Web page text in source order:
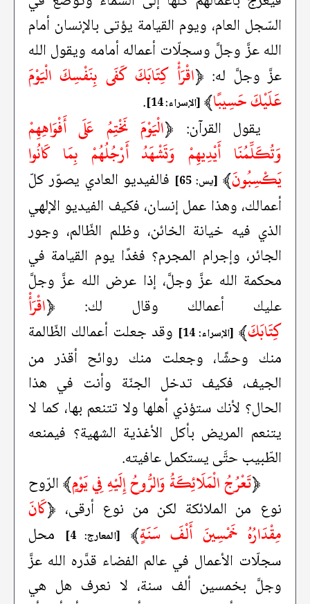
السّجل العام، ويوم القيامة يؤتى بالإنسان أمام
الله عزَّ وجلَّ وسجلّات أعماله أمامه ويقول الله
عزَّ وجلَّ له: ﴿اقْرَأْ كِتَابَكَ كَفَى بِنَفْسِكَ الْيَوْمَ
عَلَيْكَ حَسِيبًا﴾ [الإسراء: 14]
.
يقول القرآن: ﴿الْيَوْمَ نَخْتِمُ عَلَى أَفْوَاهِهِمْ
وَتُكَلِّمُنَا أَيْدِيهِمْ وَتَشْهَدُ أَرْجُلُهُمْ بِمَا كَانُوا
يَكْسِبُونَ﴾ [يس: 65]
فالفيديو العادي يصوّر كلّ
أعمالك، وهذا عمل إنسان، فكيف الفيديو الإلهي
الذي فيه خيانة الخائن، وظلم الظّالم، وجور
الجائر، وإجرام المجرم؟ فغدًا يوم القيامة في
محكمة الله عزَّ وجلَّ، إذا عرض الله عزَّ وجلَّ
عليك أعمالك وقال لك: ﴿اقْرَأْ
كِتَابَكَ﴾ [الإسراء: 14]
وقد جعلت أعمالك الظّالمة
منك وحشًا، وجعلت منك روائح أقذر من
الجيف، فكيف تدخل الجنّة وأنت في هذا
الحال؟ لأنك ستؤذي أهلها ولا تتنعم بها، كما لا
يتنعم المريض بأكل الأغذية الشهية؟ فيمنعه
الطّبيب حتَّى يستكمل عافيته.
﴿تَعْرُجُ الْمَلَائِكَةُ وَالرُّوحُ إِلَيْهِ فِي يَوْمٍ﴾الرّوح
نوع من الملائكة لكن من نوع أرقى، ﴿كَانَ
مِقْدَارُهُ خَمْسِينَ أَلْفَ سَنَةٍ﴾ [المعارج: 4]
محل
سجلّات الأعمال في عالم الفضاء قدَّره الله عزَّ
وجلَّ بخمسين ألف سنة، لا نعرف هل هي